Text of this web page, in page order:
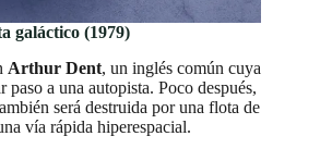
galáctico (1979)
Arthur Dent, un inglés común cuya
paso a una autopista. Poco después,
será destruida por una flota de
vía rápida hiperespacial.